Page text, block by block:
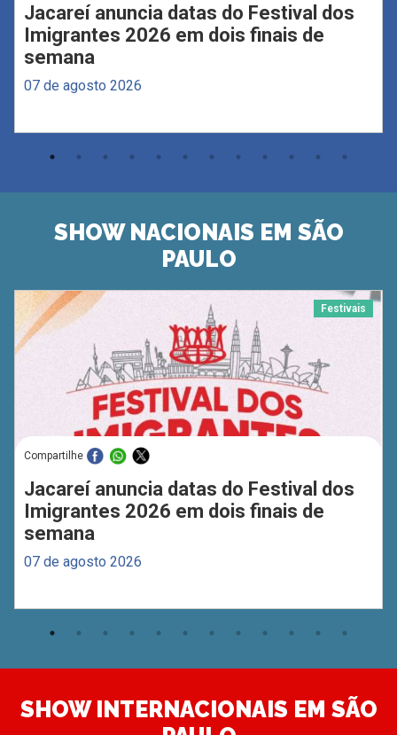
Jacareí anuncia datas do Festival dos
Imigrantes 2026 em dois finais de
semana
07 de agosto 2026
SHOW NACIONAIS EM SÃO
PAULO
Festivais
Compartilhe
Jacareí anuncia datas do Festival dos
Imigrantes 2026 em dois finais de
semana
07 de agosto 2026
SHOW INTERNACIONAIS EM SÃO